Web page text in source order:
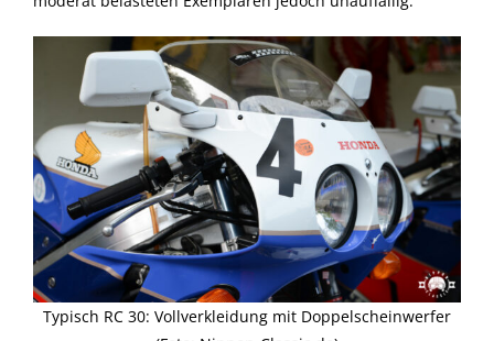
Typisch RC 30: Vollverkleidung mit Doppelscheinwerfer